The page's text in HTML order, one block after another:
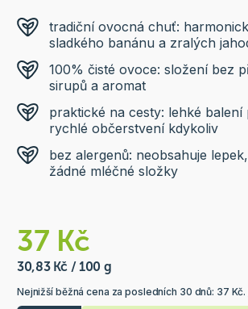
tradiční ovocná chuť:
sladkého banánu a zralých
100% čisté ovoce: složení bez
sirupů a aromat
praktické na cesty: lehké balení
rychlé občerstvení kdykoliv
bez alergenů: neobsahuje
žádné mléčné složky
37 Kč
30,83 Kč / 100 g
Nejnižší běžná cena za posledních 30 dnů: 37 Kč.